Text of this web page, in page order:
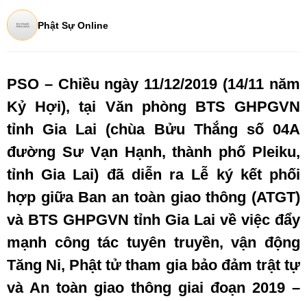
Phật Sự Online
PSO – Chiều ngày 11/12/2019 (14/11 năm
Kỷ Hợi), tại Văn phòng BTS GHPGVN
tỉnh Gia Lai (chùa Bửu Thắng số 04A
đường Sư Vạn Hạnh, thành phố Pleiku,
tỉnh Gia Lai) đã diễn ra Lễ ký kết phối
hợp giữa Ban an toàn giao thông (ATGT)
và BTS GHPGVN tỉnh Gia Lai về việc đẩy
mạnh công tác tuyên truyền, vận động
Tăng Ni, Phật tử tham gia bảo đảm trật tự
và An toàn giao thông giai đoạn 2019 –